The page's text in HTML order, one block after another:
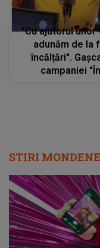
"Cu ajutorul unor
adunăm de la
încălțări".
campaniei
STIRI MONDENE